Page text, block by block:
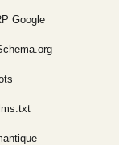
Google